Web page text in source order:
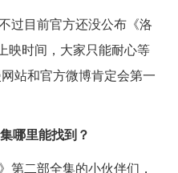
过目前官方还没公布《洛
映时间，大家只能耐心等
站和官方微博肯定会第一
哪里能找到？
第二部全集的小伙伴们，